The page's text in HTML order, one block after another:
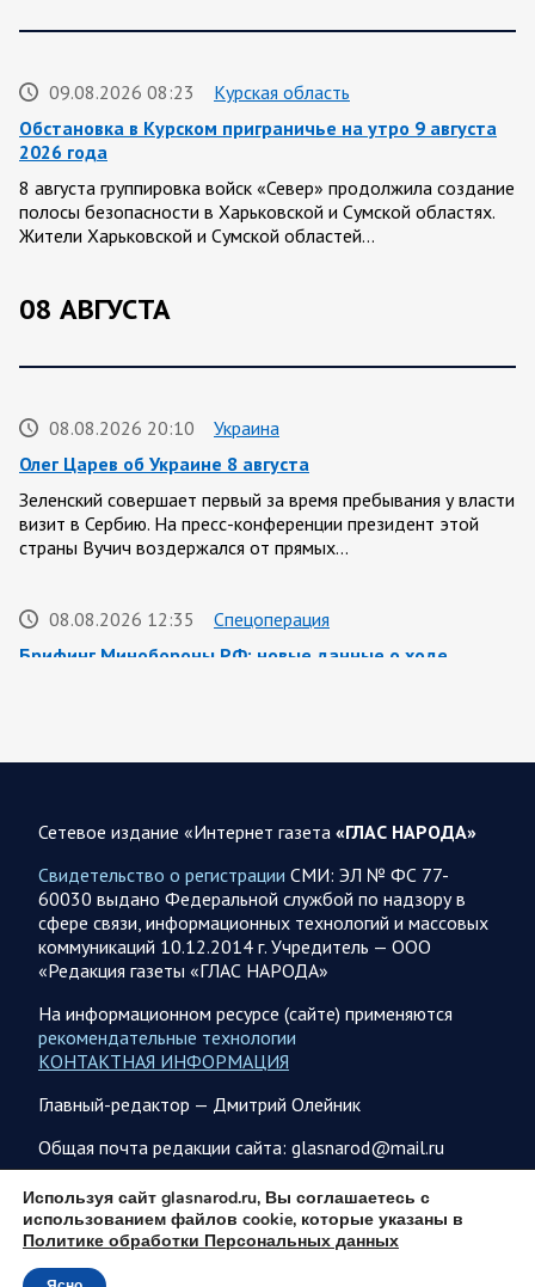
09.08.2026 08:23
Курская область
Обстановка в Курском приграничье на утро 9 августа
2026 года
8 августа группировка войск «Север» продолжила создание
полосы безопасности в Харьковской и Сумской областях.
Жители Харьковской и Сумской областей…
08 АВГУСТА
08.08.2026 20:10
Украина
Олег Царев об Украине 8 августа
Зеленский совершает первый за время пребывания у власти
визит в Сербию. На пресс-конференции президент этой
страны Вучич воздержался от прямых…
08.08.2026 12:35
Спецоперация
Брифинг Минобороны РФ: новые данные о ходе
представители группировок «Север», «Запад», «Центр»,
Сводка военных действий от Минобороны РФ 8
августа. Коротко
Группировка войск «Север» взяла под контроль населенный
пункт Ивановка в Харьковской области. Российские
вооруженные силы за последние сутки поразили…
08.08.2026 10:09
Спецоперация
В ночь 8 августа ВС РФ нанесли удары по объектам в 8
Олег Царев сообщает: Мониторинг противника насчитал
151 БПЛА, запущенный с территории России, из которых
якобы «сбиты/подавлены» – 135. В Киеве…
Сетевое издание «Интернет газета «ГЛАС НАРОДА»
Свидетельство о регистрации СМИ: ЭЛ № ФС 77-
60030 выдано Федеральной службой по надзору в
сфере связи, информационных технологий и массовых
коммуникаций 10.12.2014 г. Учредитель — ООО
«Редакция газеты «ГЛАС НАРОДА»
На информационном ресурсе (сайте) применяются
рекомендательные технологии
КОНТАКТНАЯ ИНФОРМАЦИЯ
Главный-редактор — Дмитрий Олейник
Общая почта редакции сайта: glasnarod@mail.ru
ПОДПИСКА
Используя сайт glasnarod.ru, Вы соглашаетесь с
использованием файлов cookie, которые указаны в
Политике обработки Персональных данных